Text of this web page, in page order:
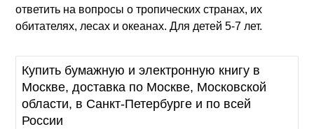
ответить на вопросы о тропических странах, их
обитателях, лесах и океанах. Для детей 5-7 лет.
Купить бумажную и электронную книгу в
Москве, доставка по Москве, Московской
области, в Санкт-Петербурге и по всей
России